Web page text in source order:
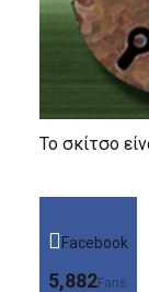
Το σκίτσο
Facebook
5,882Fans